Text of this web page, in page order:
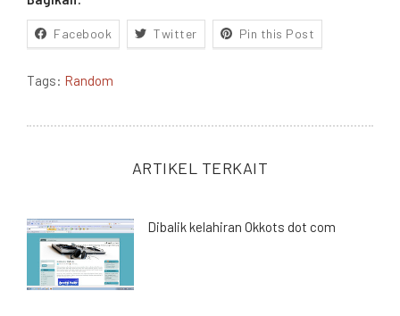
Facebook Twitter Pin this Post
Tags: Random
ARTIKEL TERKAIT
Dibalik kelahiran Okkots dot com